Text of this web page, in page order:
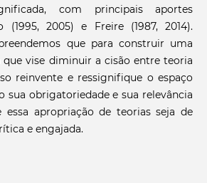
com principais aportes
2005) e Freire (1987, 2014).
que para construir uma
vise diminuir a cisão entre teoria
reinvente e ressignifique o espaço
sua obrigatoriedade e sua relevância
apropriação de teorias seja de
e engajada.